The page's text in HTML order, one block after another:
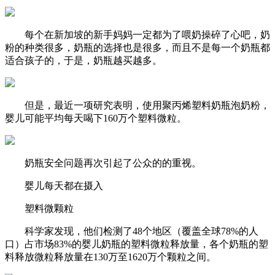
每个在新加坡的新手妈妈一定都为了喂奶操碎了心吧，奶
粉的种类很多，奶瓶的选择也是很多，而且不是每一个奶瓶都
适合孩子的，于是，奶瓶越买越多。
但是，最近一项研究表明，使用聚丙烯塑料奶瓶泡奶粉，
婴儿可能平均每天喝下160万个塑料微粒。
奶瓶安全问题再次引起了公众的的重视。
婴儿每天都在摄入
塑料微颗粒
科学家发现，他们检测了48个地区（覆盖全球78%的人
口）占市场83%的婴儿奶瓶的塑料微粒释放量，各个奶瓶的塑
料释放微粒释放量在130万至1620万个颗粒之间。